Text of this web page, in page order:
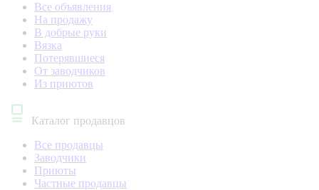
Все объявления
На продажу
В добрые руки
Вязка
Потерявшиеся
От заводчиков
Из приютов
Каталог продавцов
Все продавцы
Заводчики
Приюты
Частные продавцы